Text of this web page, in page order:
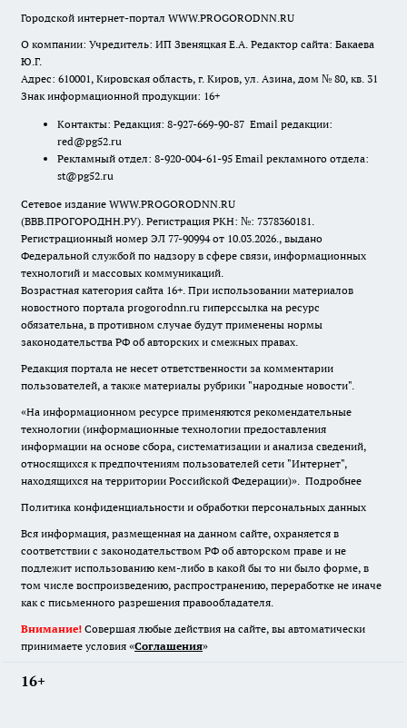
Городской интернет-портал WWW.PROGORODNN.RU
О компании: Учредитель: ИП Звеняцкая Е.А. Редактор сайта: Бакаева
Ю.Г.
Адрес: 610001, Кировская область, г. Киров, ул. Азина, дом № 80, кв. 31
Знак информационной продукции: 16+
Контакты: Редакция: 8-927-669-90-87 Email редакции:
red@pg52.ru
Рекламный отдел: 8-920-004-61-95 Email рекламного отдела:
st@pg52.ru
Сетевое издание WWW.PROGORODNN.RU
(ВВВ.ПРОГОРОДНН.РУ). Регистрация РКН: №: 7378360181.
Регистрационный номер ЭЛ 77-90994 от 10.03.2026., выдано
Федеральной службой по надзору в сфере связи, информационных
технологий и массовых коммуникаций.
Возрастная категория сайта 16+. При использовании материалов
новостного портала progorodnn.ru гиперссылка на ресурс
обязательна, в противном случае будут применены нормы
законодательства РФ об авторских и смежных правах.
Редакция портала не несет ответственности за комментарии
пользователей, а также материалы рубрики "народные новости".
«На информационном ресурсе применяются рекомендательные
технологии (информационные технологии предоставления
информации на основе сбора, систематизации и анализа сведений,
относящихся к предпочтениям пользователей сети "Интернет",
находящихся на территории Российской Федерации)». Подробнее
Политика конфиденциальности и обработки персональных данных
Вся информация, размещенная на данном сайте, охраняется в
соответствии с законодательством РФ об авторском праве и не
подлежит использованию кем-либо в какой бы то ни было форме, в
том числе воспроизведению, распространению, переработке не иначе
как с письменного разрешения правообладателя.
Внимание! Совершая любые действия на сайте, вы автоматически
принимаете условия «Cоглашения»
16+